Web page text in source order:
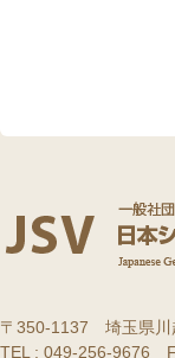
〒350-1137 埼玉県
TEL : 049-256-9676